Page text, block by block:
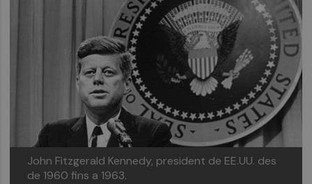
John Fitzgerald Kennedy, president de EE.UU. des
de 1960 fins a 1963.